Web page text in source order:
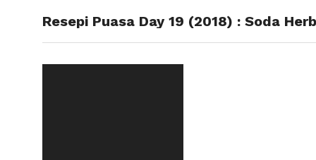
RESEPI
Resepi Puasa Day 19 (2018) : Soda